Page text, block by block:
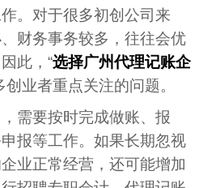
。对于很多初创公司来
财务事务较多，往往会优
此，“选择广州代理记账企
创业者重点关注的问题。
需要按时完成做账、报
报等工作。如果长期忽视
业正常经营，还可能增加